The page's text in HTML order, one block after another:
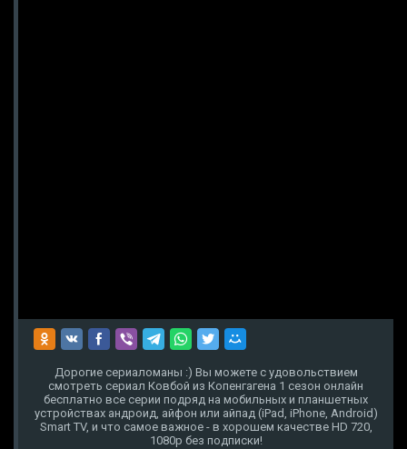
Дорогие сериаломаны :) Вы можете с удовольствием
смотреть сериал Ковбой из Копенгагена 1 сезон онлайн
бесплатно все серии подряд на мобильных и планшетных
устройствах андроид, айфон или айпад (iPad, iPhone, Android)
Smart TV, и что самое важное - в хорошем качестве HD 720,
1080p без подписки!